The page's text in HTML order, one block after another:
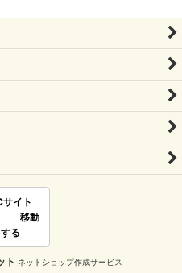
サイト
移動
する
ト ネットショップ作成サービス